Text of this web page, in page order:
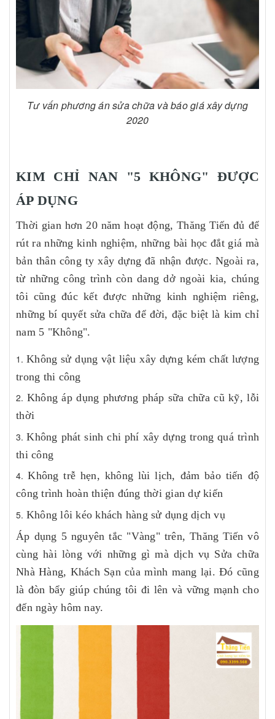
Tư vấn phương án sửa chữa và báo giá xây dựng
2020
KIM CHỈ NAN "5 KHÔNG" ĐƯỢC
ÁP DỤNG
Thời gian hơn 20 năm hoạt động, Thăng Tiến đủ để
rút ra những kinh nghiệm, những bài học đắt giá mà
bản thân công ty xây dựng đã nhận được. Ngoài ra,
từ những công trình còn dang dở ngoài kia, chúng
tôi cũng đúc kết được những kinh nghiệm riêng,
những bí quyết sửa chữa để đời, đặc biệt là kim chỉ
nam 5 "Không".
Không sử dụng vật liệu xây dựng kém chất lượng
trong thi công
Không áp dụng phương pháp sữa chữa cũ kỹ, lỗi
thời
Không phát sinh chi phí xây dựng trong quá trình
thi công
Không trễ hẹn, không lùi lịch, đảm bảo tiến độ
công trình hoàn thiện đúng thời gian dự kiến
Không lôi kéo khách hàng sử dụng dịch vụ
Áp dụng 5 nguyên tắc "Vàng" trên, Thăng Tiến vô
cùng hài lòng với những gì mà dịch vụ Sửa chữa
Nhà Hàng, Khách Sạn của mình mang lại. Đó cũng
là đòn bẩy giúp chúng tôi đi lên và vững mạnh cho
đến ngày hôm nay.